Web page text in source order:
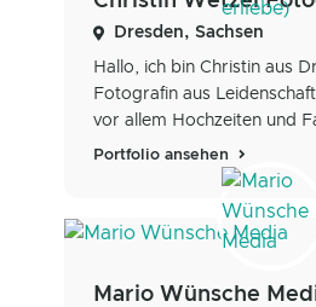
Dresden, Sachsen
Hallo, ich bin Christin aus
Fotografin aus
vor allem Hochzeiten und
Portfolio ansehen
Mario Wünsche